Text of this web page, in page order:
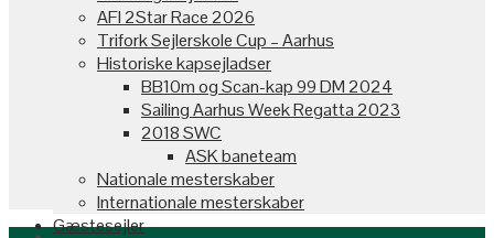
AFI 2Star Race 2026
Trifork Sejlerskole Cup – Aarhus
Historiske kapsejladser
BB10m og Scan-kap 99 DM 2024
Sailing Aarhus Week Regatta 2023
2018 SWC
ASK baneteam
Nationale mesterskaber
Internationale mesterskaber
Gæstesejler